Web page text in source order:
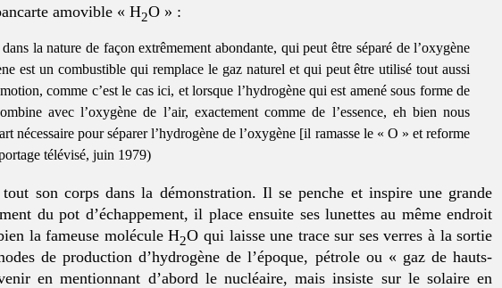
amovible « H2O » :
la nature de façon extrêmement abondante, qui peut être séparé de l’oxygène
est un combustible qui remplace le gaz naturel et qui peut être utilisé tout aussi
comme c’est le cas ici, et lorsque l’hydrogène qui est amené sous forme de
avec l’oxygène de l’air, exactement comme de l’essence, eh bien nous
nécessaire pour séparer l’hydrogène de l’oxygène [il ramasse le « O » et reforme
télévisé, juin 1979)
son corps dans la démonstration. Il se penche et inspire une grande
du pot d’échappement, il place ensuite ses lunettes au même endroit
la fameuse molécule H2O qui laisse une trace sur ses verres à la sortie
de production d’hydrogène de l’époque, pétrole ou « gaz de hauts-
en mentionnant d’abord le nucléaire, mais insiste sur le solaire en